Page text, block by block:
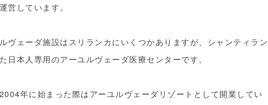
営しています。
ヴェーダ施設はスリランカにいくつかありますが、シャンティラン
日本人専用のアーユルヴェーダ医療センターです。
年に始まった際はアーユルヴェーダリゾートとして開業してい